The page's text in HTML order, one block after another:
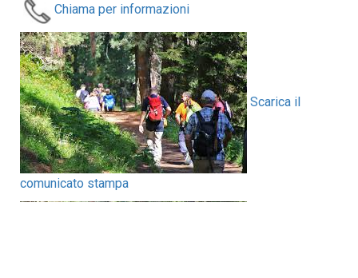
Chiama per informazioni
Scarica il
comunicato stampa